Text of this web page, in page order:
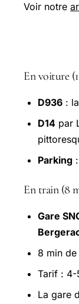
Voir notre
En voiture
D936 :
D14 par
Parking
En train (8
Gare
8 min
Tarif : 4-
La gare